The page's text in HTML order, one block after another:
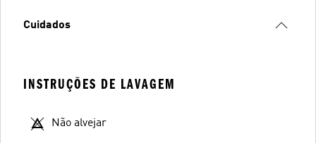
Cuidados
INSTRUÇÕES DE LAVAGEM
Não alvejar